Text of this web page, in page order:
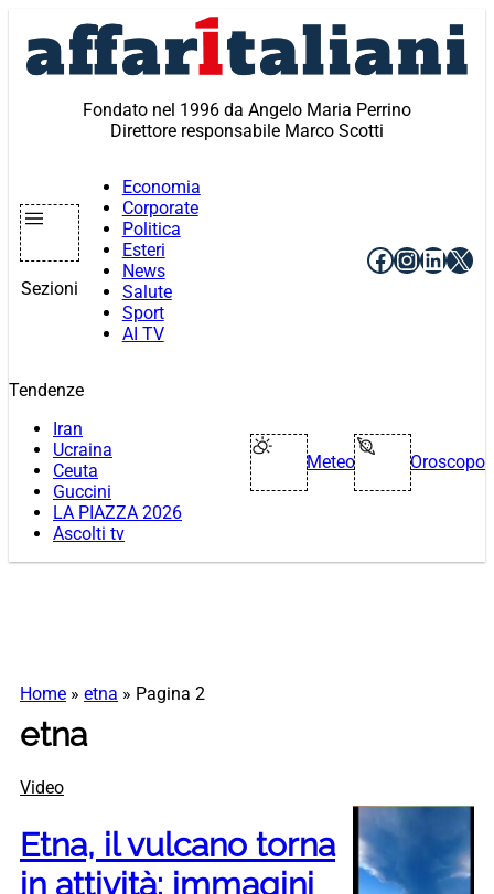
contenuto
Fondato nel 1996 da Angelo Maria Perrino
Direttore responsabile Marco Scotti
Sezioni
Economia
Corporate
Politica
Esteri
News
Salute
Sport
AI TV
Facebook
X
Tendenze
Iran
Ucraina
Ceuta
Guccini
LA PIAZZA 2026
Ascolti tv
Meteo Oroscopo
Home » etna » Pagina 2
etna
Video
Etna, il vulcano torna
in attività: immagini